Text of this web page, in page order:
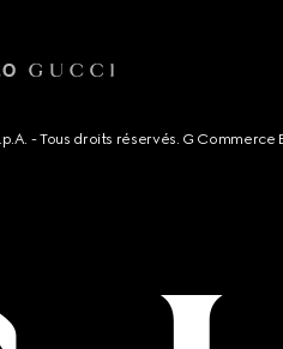
- Tous droits réservés. G